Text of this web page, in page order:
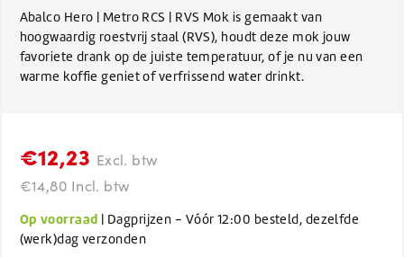
Abalco Hero | Metro RCS | RVS Mok is gemaakt van
hoogwaardig roestvrij staal (RVS), houdt deze mok jouw
favoriete drank op de juiste temperatuur, of je nu van een
warme koffie geniet of verfrissend water drinkt.
€12,23 Excl. btw
€14,80 Incl. btw
Op voorraad | Dagprijzen - Vóór 12:00 besteld, dezelfde
(werk)dag verzonden